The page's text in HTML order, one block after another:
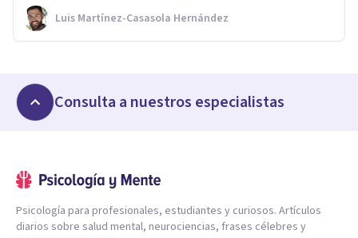
Luis Martínez-Casasola Hernández
Consulta a nuestros especialistas
Psicología para profesionales, estudiantes y curiosos. Artículos
diarios sobre salud mental, neurociencias, frases célebres y